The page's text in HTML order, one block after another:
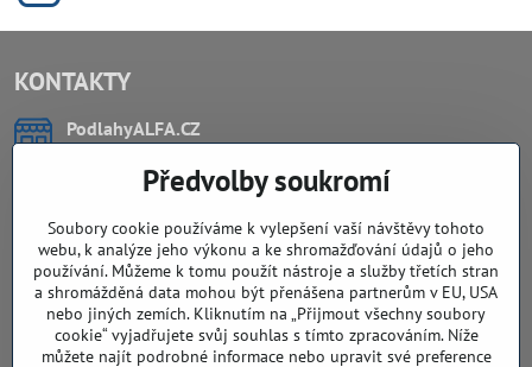
KONTAKTY
PodlahyALFA​.CZ
Záříčí, ev.č. 54
768 11 Chropyně
DIČ: CZ8103114129
Sklad, vzorkovna PO TELEFONICKÉ DOMLUVĚ
Záříčí ev. č. 54
768 11 Chropyně
608 855 055
Předvolby soukromí
Soubory cookie používáme k vylepšení vaší návštěvy tohoto
webu, k analýze jeho výkonu a ke shromažďování údajů o jeho
používání. Můžeme k tomu použít nástroje a služby třetích stran
a shromážděná data mohou být přenášena partnerům v EU, USA
nebo jiných zemích. Kliknutím na „Přijmout všechny soubory
cookie“ vyjadřujete svůj souhlas s tímto zpracováním. Níže
můžete najít podrobné informace nebo upravit své preference